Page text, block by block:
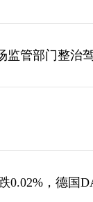
监管部门整治